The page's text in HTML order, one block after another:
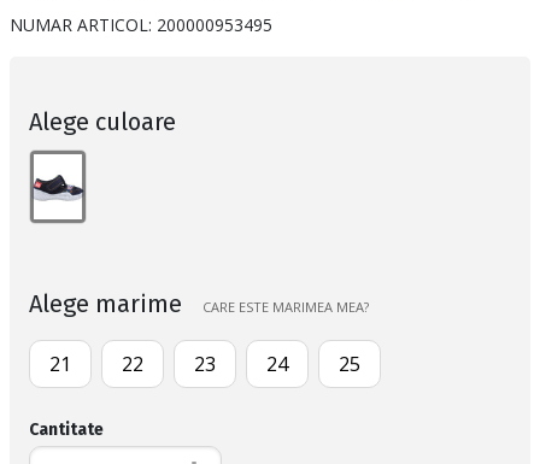
NUMAR ARTICOL: 200000953495
Alege culoare
Alege marime CARE ESTE MARIMEA MEA?
21 22 23 24 25
Cantitate